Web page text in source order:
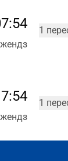
1
1